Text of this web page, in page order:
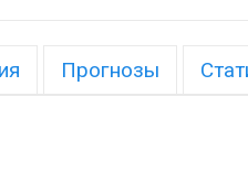
Прогнозы